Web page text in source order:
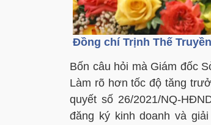
Đồng chí Trịnh Thế
Bốn câu hỏi mà Giám đốc
Làm rõ hơn tốc độ tăng
quyết số 26/2021/NQ-
đăng ký kinh doanh và